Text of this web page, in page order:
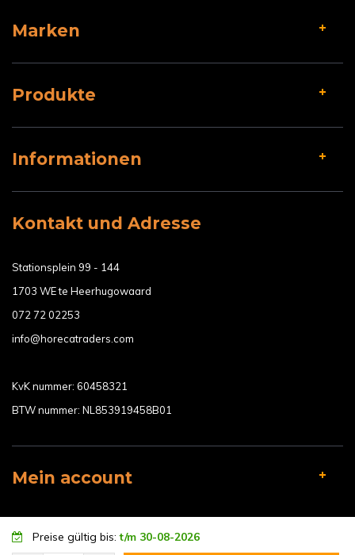
Preise gültig bis:t/m 30-08-2026
Marken
Produkte
Informationen
Kontakt und Adresse
Stationsplein 99 - 144
1703 WE te Heerhugowaard
072 72 02253
info@horecatraders.com
KvK nummer: 60458321
BTW nummer: NL853919458B01
Mein account